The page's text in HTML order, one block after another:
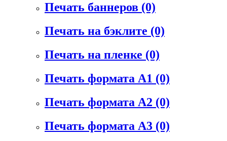
Печать баннеров (0)
Печать на бэклите (0)
Печать на пленке (0)
Печать формата А1 (0)
Печать формата А2 (0)
Печать формата А3 (0)